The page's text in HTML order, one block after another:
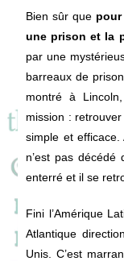
Bien sûr que
une prison et la
par une
barreaux de
montré à
mission :
simple et
n’est pas décédé
enterré et il se
Fini l’Amérique
Atlantique
Unis. C’est